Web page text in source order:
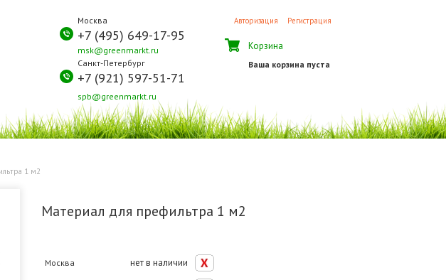
Москва
+7 (495) 649-17-95
msk@greenmarkt.ru
Санкт-Петербург
+7 (921) 597-51-71
spb@greenmarkt.ru
Авторизация Регистрация
Корзина
Ваша корзина пуста
1 м2
Материал для префильтра 1 м2
Москва нет в наличии